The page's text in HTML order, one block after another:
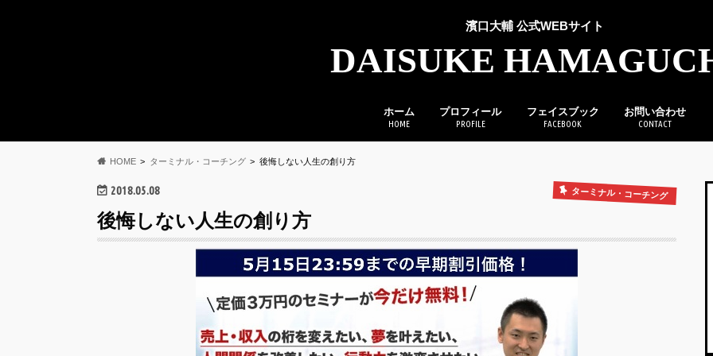
濱口大輔 公式WEBサイト
DAISUKE
ホーム
HOME
プロフィール
PROFILE
フェイスブック
FACEBOOK
お問い合わせ
CONTACT
HOME ターミナル・コーチング 後悔しない人生の創り方
2018.05.08 ターミナル・コーチング
後悔しない人生の創り方